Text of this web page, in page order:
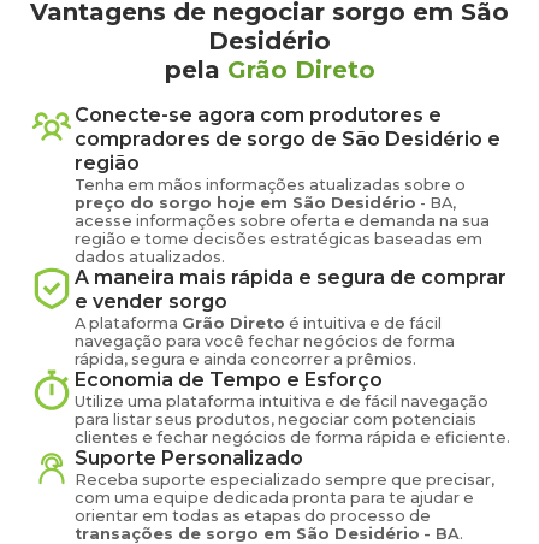
Vantagens de negociar sorgo em São
Desidério
pela Grão Direto
Conecte-se agora com produtores e
compradores de sorgo de São Desidério e
região
Tenha em mãos informações atualizadas sobre o
preço do sorgo hoje em São Desidério - BA,
acesse informações sobre oferta e demanda na sua
região e tome decisões estratégicas baseadas em
dados atualizados.
A maneira mais rápida e segura de comprar
e vender sorgo
A plataforma Grão Direto é intuitiva e de fácil
navegação para você fechar negócios de forma
rápida, segura e ainda concorrer a prêmios.
Economia de Tempo e Esforço
Utilize uma plataforma intuitiva e de fácil navegação
para listar seus produtos, negociar com potenciais
clientes e fechar negócios de forma rápida e eficiente.
Suporte Personalizado
Receba suporte especializado sempre que precisar,
com uma equipe dedicada pronta para te ajudar e
orientar em todas as etapas do processo de
transações de sorgo em São Desidério - BA.